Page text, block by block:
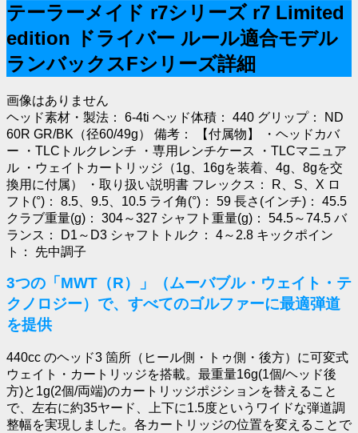
テーラーメイド r7シリーズ r7 Limited
edition ドライバー ルール適合モデル
ランバックスFシリーズ詳細
画像はありません
ヘッド素材・製法： 6-4ti ヘッド体積： 440 グリップ： ND
60R GR/BK（径60/49g） 備考： 【付属物】 ・ヘッドカバ
ー ・TLCトルクレンチ ・専用レンチケース ・TLCマニュア
ル ・ウェイトカートリッジ（1g、16gを装着、4g、8gを交
換用に付属） ・取り扱い説明書 フレックス： R、S、X ロ
フト(°)： 8.5、9.5、10.5 ライ角(°)： 59 長さ(インチ)： 45.5
クラブ重量(g)： 304～327 シャフト重量(g)： 54.5～74.5 バ
ランス： D1～D3 シャフトトルク： 4～2.8 キックポイン
ト： 先中調子
3つの「MWT（R）」（ムーバブル・ウェイト・テ
クノロジー）で、すべてのゴルファーに最適弾道
を提供
440cc のヘッド3 箇所（ヒール側・トゥ側・後方）に可変式
ウェイト・カートリッジを搭載。最重量16g(1個/ヘッド後
方)と1g(2個/両端)のカートリッジポジションを替えること
で、左右に約35ヤード、上下に1.5度というワイドな弾道調
整幅を実現しました。各カートリッジの位置を変えることで